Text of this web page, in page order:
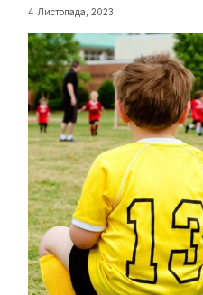
4 Листопада, 2023